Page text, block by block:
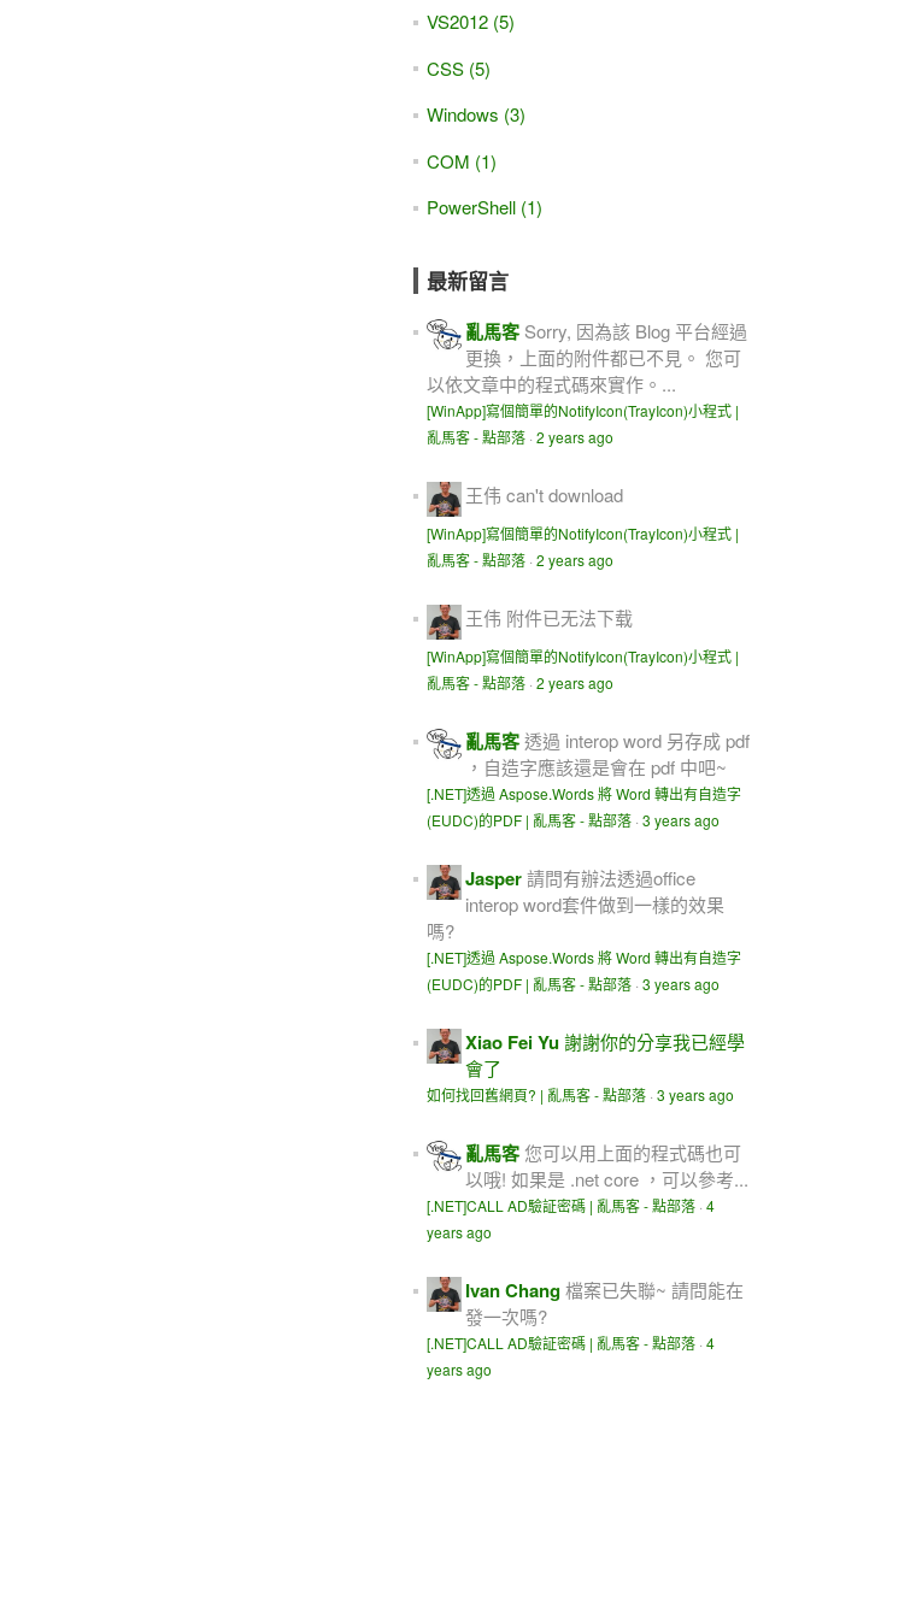
VS2012 (5)
CSS (5)
Windows (3)
COM (1)
PowerShell (1)
最新留言
亂馬客 Sorry, 因為該 Blog 平台經過
更換，上面的附件都已不見。 您可
以依文章中的程式碼來實作。...
[WinApp]寫個簡單的NotifyIcon(TrayIcon)小程式 |
亂馬客 - 點部落 · 2 years ago
王伟 can't download
[WinApp]寫個簡單的NotifyIcon(TrayIcon)小程式 |
亂馬客 - 點部落 · 2 years ago
王伟 附件已无法下载
[WinApp]寫個簡單的NotifyIcon(TrayIcon)小程式 |
亂馬客 - 點部落 · 2 years ago
亂馬客透過 interop word 另存成 pdf
，自造字應該還是會在 pdf 中吧~
[.NET]透過 Aspose.Words 將 Word 轉出有自造字
(EUDC)的PDF | 亂馬客 - 點部落 · 3 years ago
Jasper請問有辦法透過office
interop word套件做到一樣的效果
嗎?
[.NET]透過 Aspose.Words 將 Word 轉出有自造字
(EUDC)的PDF | 亂馬客 - 點部落 · 3 years ago
Xiao Fei Yu謝謝你的分享我已經學
會了
如何找回舊網頁? | 亂馬客 - 點部落 · 3 years ago
亂馬客 您可以用上面的程式碼也可
以哦! 如果是 .net core ，可以參考...
[.NET]CALL AD驗証密碼 | 亂馬客 - 點部落 · 4
years ago
Ivan Chang檔案已失聯~ 請問能在
發一次嗎?
[.NET]CALL AD驗証密碼 | 亂馬客 - 點部落 · 4
years ago